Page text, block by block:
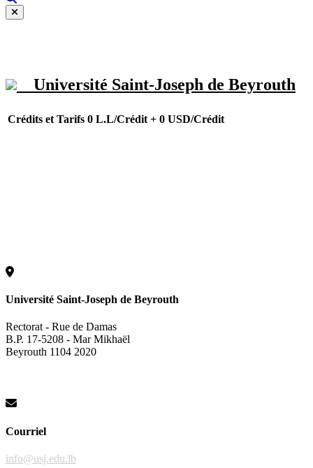
Université Saint-Joseph de Beyrouth
Crédits et Tarifs 0 L.L/Crédit + 0 USD/Crédit
Université Saint-Joseph de Beyrouth
Rectorat - Rue de Damas
B.P. 17-5208 - Mar Mikhaël
Beyrouth 1104 2020
Courriel
info@usj.edu.lb